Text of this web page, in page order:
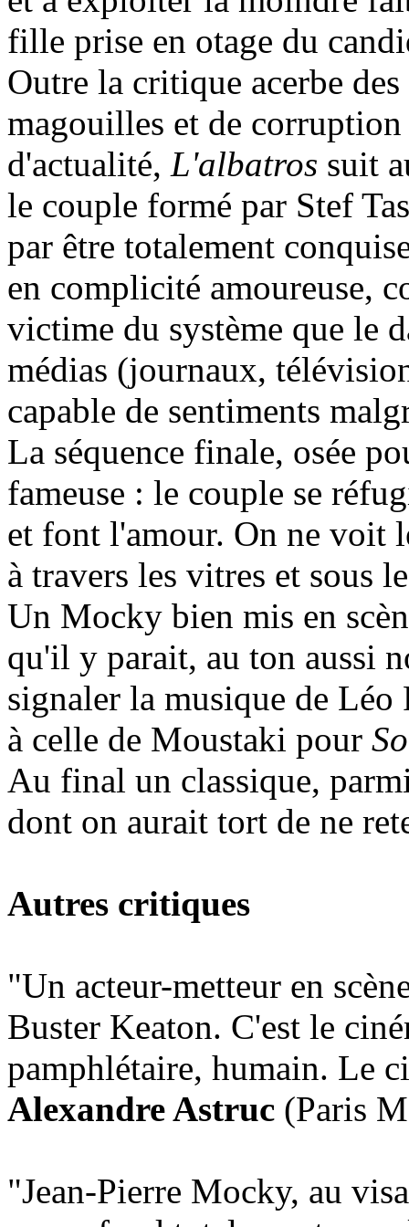
fille prise en otage du
Outre la critique acerbe
magouilles et de
d'actualité, L'albatros suit
le couple formé par Stef
par être totalement
en complicité amoureuse,
victime du système que le
médias (journaux,
capable de sentiments
La séquence finale, osée
fameuse : le couple se
et font l'amour. On ne voit
à travers les vitres et sous
Un Mocky bien mis en
qu'il y parait, au ton aussi
signaler la musique de Léo
à celle de Moustaki pour
Au final un classique,
dont on aurait tort de ne
Autres critiques
"Un acteur-metteur en
Buster Keaton. C'est le
pamphlétaire, humain. Le
Alexandre Astruc (Paris
"Jean-Pierre Mocky, au